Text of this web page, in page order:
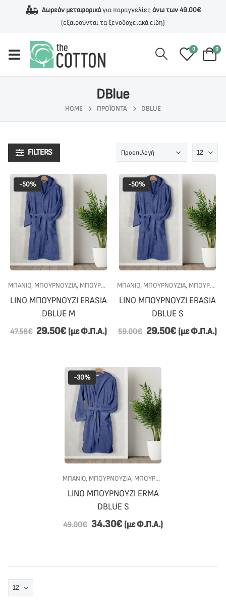
Δωρεάν μεταφορικάγια παραγγελίες άνω των 49.00€
(εξαιρούνται τα ξενοδοχειακά είδη)
0 0
DBlue
HOME ΠΡΟΪΌΝΤΑ DBLUE
FILTERS
-50%
ΜΠΑΝΙΟ, ΜΠΟΥΡΝΟΎΖΙΑ, ΜΠΟΥΡΝΟΎΖΙΑ ΜΕ ΚΟΥΚΟΎΛΑ ,ΠΡΟΣΦΟΡΕΣ
LINO ΜΠΟΥΡΝΟΥΖΙ ERASIA
DBLUE M
47.58€ 29.50€ (με Φ.Π.Α.)
-50%
ΜΠΑΝΙΟ, ΜΠΟΥΡΝΟΎΖΙΑ, ΜΠΟΥΡΝΟΎΖΙΑ ΜΕ ΚΟΥΚΟΎΛΑ
LINO ΜΠΟΥΡΝΟΥΖΙ ERASIA
DBLUE S
59.00€ 29.50€ (με Φ.Π.Α.)
-30%
ΜΠΑΝΙΟ, ΜΠΟΥΡΝΟΎΖΙΑ, ΜΠΟΥΡΝΟΎΖΙΑ ΜΕ ΚΟΥΚΟΎΛΑ
LINO ΜΠΟΥΡΝΟΥΖΙ ERMA
DBLUE S
49.00€ 34.30€ (με Φ.Π.Α.)